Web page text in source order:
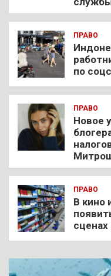
ПРАВО
по
ПРАВО
Новое
ПРАВО
В кино
сценах